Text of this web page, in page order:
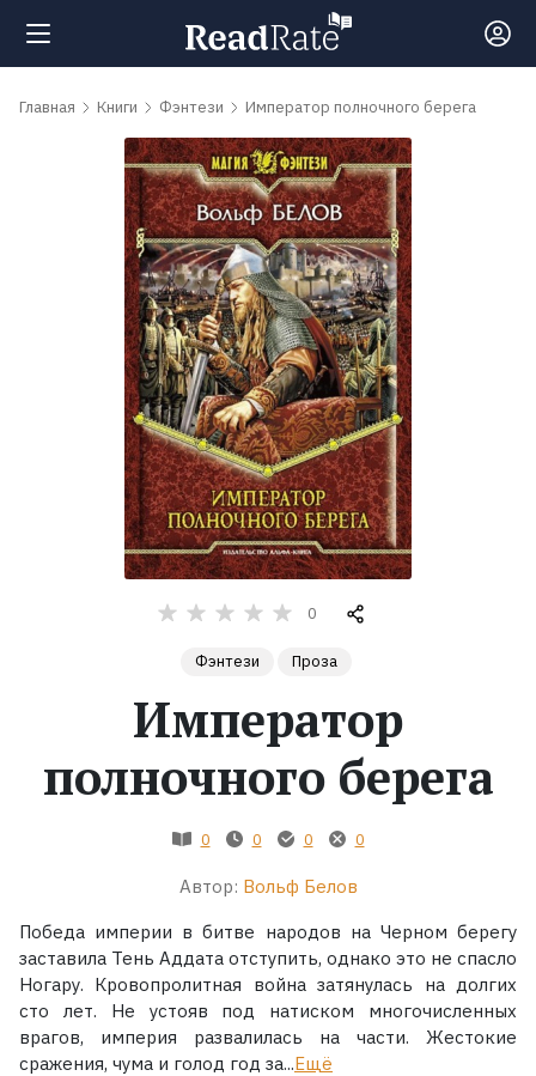
Поиск
Рейтинги
обсуждаемые
Экранизации
Коллекции
Главная Книги Фэнтези Император полночного берега
0
Фэнтези Проза
Император
полночного берега
0 0 0 0
Автор: Вольф Белов
Победа империи в битве народов на Черном берегу
заставила Тень Аддата отступить, однако это не спасло
Ногару. Кровопролитная война затянулась на долгих
сто лет. Не устояв под натиском многочисленных
врагов, империя развалилась на части. Жестокие
сражения, чума и голод год за...Ещё